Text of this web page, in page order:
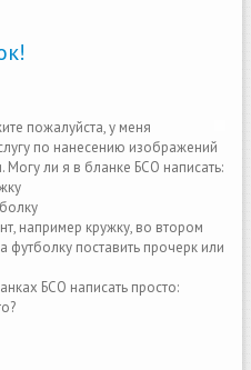
пожалуйста, у меня
по нанесению изображений
Могу ли я в бланке БСО написать:
например кружку, во втором
футболку поставить прочерк или
БСО написать просто: